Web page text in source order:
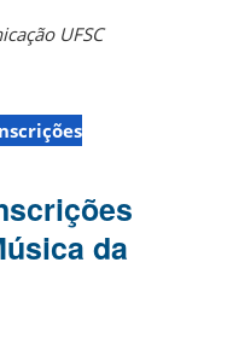
UFSC
da